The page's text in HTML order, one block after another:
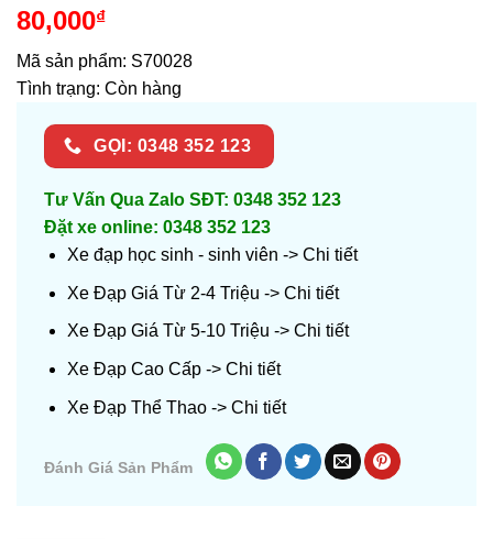
80,000₫
Mã sản phẩm: S70028
Tình trạng: Còn hàng
GỌI: 0348 352 123
Tư Vấn Qua Zalo SĐT: 0348 352 123
Đặt xe online: 0348 352 123
Xe đạp học sinh - sinh viên -> Chi tiết
Xe Đạp Giá Từ 2-4 Triệu -> Chi tiết
Xe Đạp Giá Từ 5-10 Triệu -> Chi tiết
Xe Đạp Cao Cấp -> Chi tiết
Xe Đạp Thể Thao -> Chi tiết
Đánh Giá Sản Phẩm